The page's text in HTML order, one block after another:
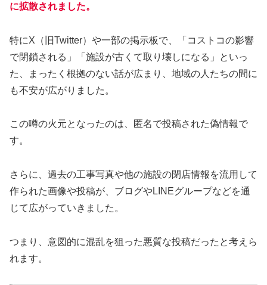
に拡散されました。
特にX（旧Twitter）や一部の掲示板で、「コストコの影響
で閉鎖される」「施設が古くて取り壊しになる」といっ
た、まったく根拠のない話が広まり、地域の人たちの間に
も不安が広がりました。
この噂の火元となったのは、匿名で投稿された偽情報で
す。
さらに、過去の工事写真や他の施設の閉店情報を流用して
作られた画像や投稿が、ブログやLINEグループなどを通
じて広がっていきました。
つまり、意図的に混乱を狙った悪質な投稿だったと考えら
れます。